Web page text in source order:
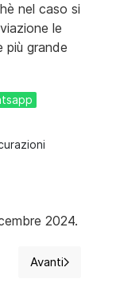
nel caso si
le
più grande
2024.
e non
Articolo
Avanti